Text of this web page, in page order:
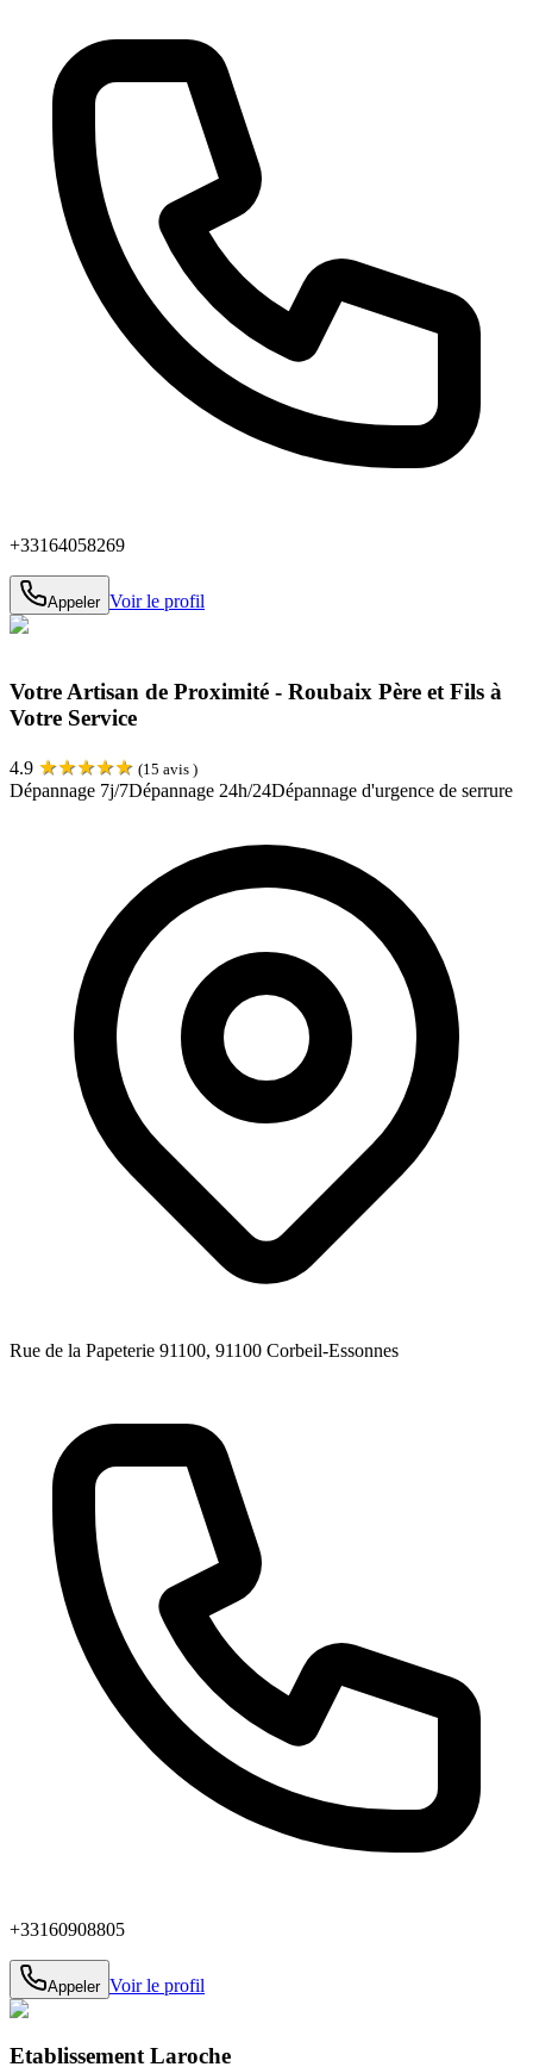
+33164058269
Appeler Voir le profil
Votre Artisan de Proximité - Roubaix Père et Fils à
Votre Service
4.9 ★★★★★ (15 avis )
Dépannage 7j/7Dépannage 24h/24Dépannage d'urgence de serrure
Rue de la Papeterie 91100, 91100 Corbeil-Essonnes
+33160908805
Appeler Voir le profil
Etablissement Laroche